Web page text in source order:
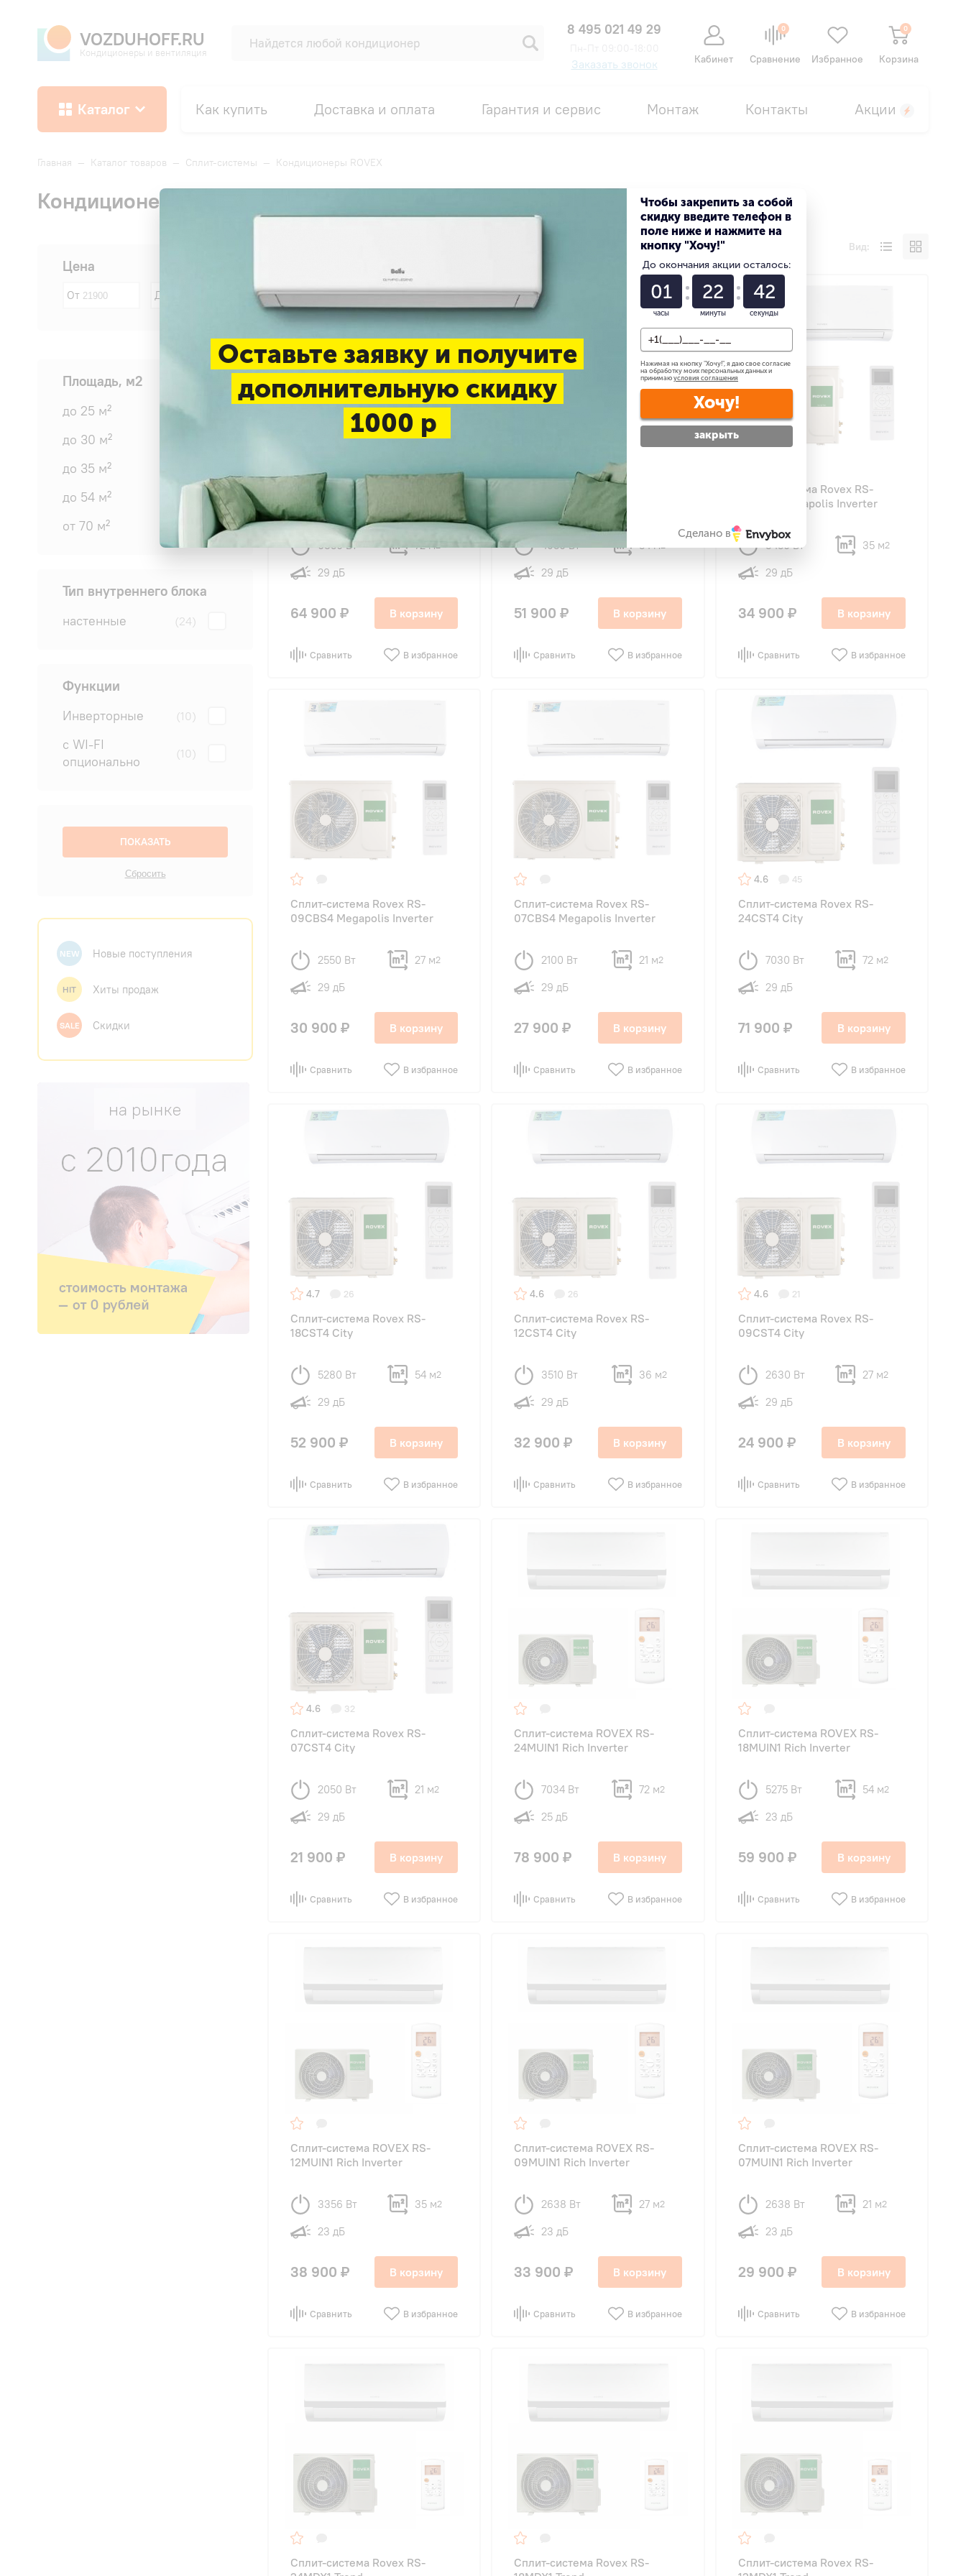
VOZDUHOFF.RU
Кондиционеры и вентиляция
8 495 021 49 29
Заказать звонок Кабинет
0
Сравнение Избранное
0
Корзина
Каталог Как купить Доставка и оплата Гарантия и сервис Монтаж Контакты Акции
Главная — Каталог товаров — Сплит-системы — Кондиционеры ROVEX
Кондиционеры ROVEX
Цена
От До
Площадь, м2
до 25 м² (5)
до 30 м²
до 35 м²
до 54 м²
от 70 м²
Тип внутреннего блока
настенные (24)
Функции
Инверторные (10)
с WI-FI
опционально
(10)
NEW Новые поступления
HIT Хиты продаж
SALE Скидки
Вид:
Сплит-система Rovex RS-
24CBS4 Megapolis Inverter
6850 Вт 72 м2
29 дБ
64 900 ₽ В корзину
Сравнить В избранное
Сплит-система Rovex RS-
18CBS4 Megapolis Inverter
4950 Вт 54 м2
29 дБ
51 900 ₽ В корзину
Сравнить В избранное
Сплит-система Rovex RS-
12CBS4 Megapolis Inverter
3450 Вт 35 м2
29 дБ
34 900 ₽ В корзину
Сравнить В избранное
Сплит-система Rovex RS-
09CBS4 Megapolis Inverter
2550 Вт 27 м2
29 дБ
30 900 ₽ В корзину
Сравнить В избранное
Сплит-система Rovex RS-
07CBS4 Megapolis Inverter
2100 Вт 21 м2
29 дБ
27 900 ₽ В корзину
Сравнить В избранное
4.6 45
Сплит-система Rovex RS-
24CST4 City
7030 Вт 72 м2
29 дБ
71 900 ₽ В корзину
Сравнить В избранное
4.7 26
Сплит-система Rovex RS-
18CST4 City
5280 Вт 54 м2
29 дБ
52 900 ₽ В корзину
Сравнить В избранное
4.6 26
Сплит-система Rovex RS-
12CST4 City
3510 Вт 36 м2
29 дБ
32 900 ₽ В корзину
Сравнить В избранное
4.6 21
Сплит-система Rovex RS-
09CST4 City
2630 Вт 27 м2
29 дБ
24 900 ₽ В корзину
Сравнить В избранное
4.6 32
Сплит-система Rovex RS-
07CST4 City
2050 Вт 21 м2
29 дБ
21 900 ₽ В корзину
Сравнить В избранное
Сплит-система ROVEX RS-
24MUIN1 Rich Inverter
7034 Вт 72 м2
25 дБ
78 900 ₽ В корзину
Сравнить В избранное
Сплит-система ROVEX RS-
18MUIN1 Rich Inverter
5275 Вт 54 м2
23 дБ
59 900 ₽ В корзину
Сравнить В избранное
Сплит-система ROVEX RS-
12MUIN1 Rich Inverter
3356 Вт 35 м2
23 дБ
38 900 ₽ В корзину
Сравнить В избранное
Сплит-система ROVEX RS-
09MUIN1 Rich Inverter
2638 Вт 27 м2
23 дБ
33 900 ₽ В корзину
Сравнить В избранное
Сплит-система ROVEX RS-
07MUIN1 Rich Inverter
2638 Вт 21 м2
23 дБ
29 900 ₽ В корзину
Сравнить В избранное
Сплит-система Rovex RS-
Сплит-система Rovex RS-
Сплит-система Rovex RS-
Оставьте заявку и получите
дополнительную скидку
1000 р
Чтобы закрепить за собой
скидку введите телефон в
поле ниже и нажмите на
кнопку "Хочу!"
До окончания акции осталось:
01
часы
22
минуты
41
секунды
Нажимая на кнопку "Хочу!", я даю свое согласие
на обработку моих персональных данных и
принимаю условия соглашения
Хочу!
закрыть
Сделано в